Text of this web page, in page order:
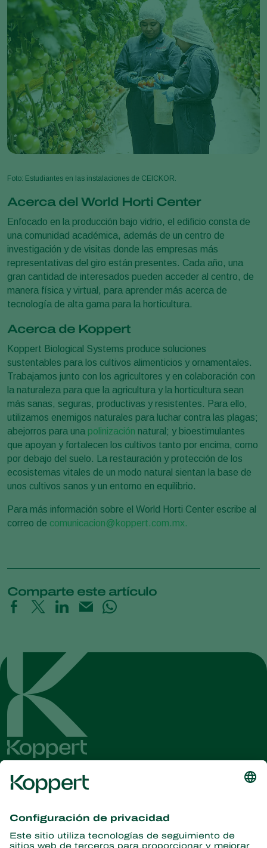
Foto: Estudiantes en las instalaciones de CEICKOR.
Acerca del World Horti Center
Enfocado en la producción bajo vidrio, el edificio consta de
una comunidad académica, además de un centro de
investigación y de visitas donde las empresas más
representativas del giro están presentes. Cada año, una
gran cantidad de interesados pueden acceder al centro, de
manera física y virtual, para aprender más acerca de
tecnología de alta gama para la horticultura.
Acerca de Koppert
Koppert Biological Systems produce soluciones
sustentables para los cultivos alimenticios y ornamentales.
Trabajamos junto con los agricultores y en colaboración con
la naturaleza para que la agricultura y la horticultura sean
más sanas, seguras, productivas y resistentes. Para ello,
utilizamos enemigos naturales para luchar contra las plagas;
abejorros para una polinización natural; y bioestimulantes
que apoyan y fortalecen los cultivos tanto por encima, como
por debajo del suelo. La restauración y protección de los
ecosistemas vitales de un modo natural sientan la base de
unos cultivos sanos y un entorno en equilibrio.
Para más información sobre el World Horti Center escribe al
correo de comunicacion@koppert.com.mx.
Comparte este artículo
información
Suscríbase aquí